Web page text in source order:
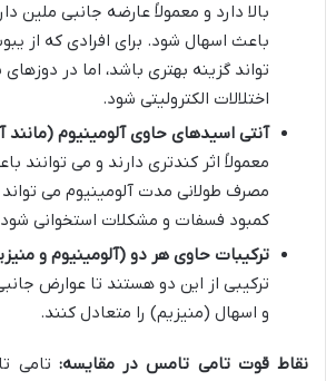
بالا دارد و معمولاً عارضه جانبی ملین
باعث اسهال شود. برای افرادی که از
تواند گزینه بهتری باشد، اما در
اختلالات الکترولیتی شود.
آنتی اسیدهای حاوی آلومینیوم
معمولاً اثر کندتری دارند و می توانند
مصرف طولانی مدت آلومینیوم می
کمبود فسفات و مشکلات استخوانی
ترکیبات حاوی هر دو (آلومینیوم و
ترکیبی از این دو هستند تا عوارض
و اسهال (منیزیم) را متعادل کنند.
نقاط قوت تامی تامس در مقایسه: تامی